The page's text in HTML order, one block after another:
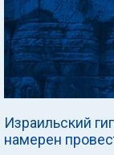
Израильский
намерен